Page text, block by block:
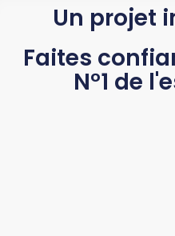
Un projet
Faites
N°1 de